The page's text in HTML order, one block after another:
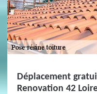
Déplacement
Renovation 42